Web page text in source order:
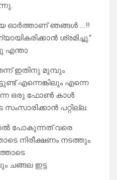
ഓർത്താണ് ഞങ്ങൾ ….!!
ശ്രമിച്ചു.”
എന്താ
ഇതിനു മുമ്പും
എന്നെങ്കിലും എന്നെ
ഒരു ഫോൺ കാൾ
പറ്റില്ല.
പോകുന്നത് വരെ
നിരീക്ഷണം നടത്തും.
ചങ്ങല ഇട്ട